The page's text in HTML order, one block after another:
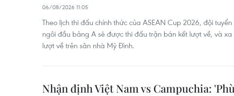
06/08/2026 11:05
Theo lịch thi đấu chính thức của ASEAN Cup 2026, đội
ngôi đầu bảng A sẽ được thi đấu trận bán kết lượt về, và
lượt về trên sân nhà Mỹ Đình.
Nhận định Việt Nam vs Campuchia: